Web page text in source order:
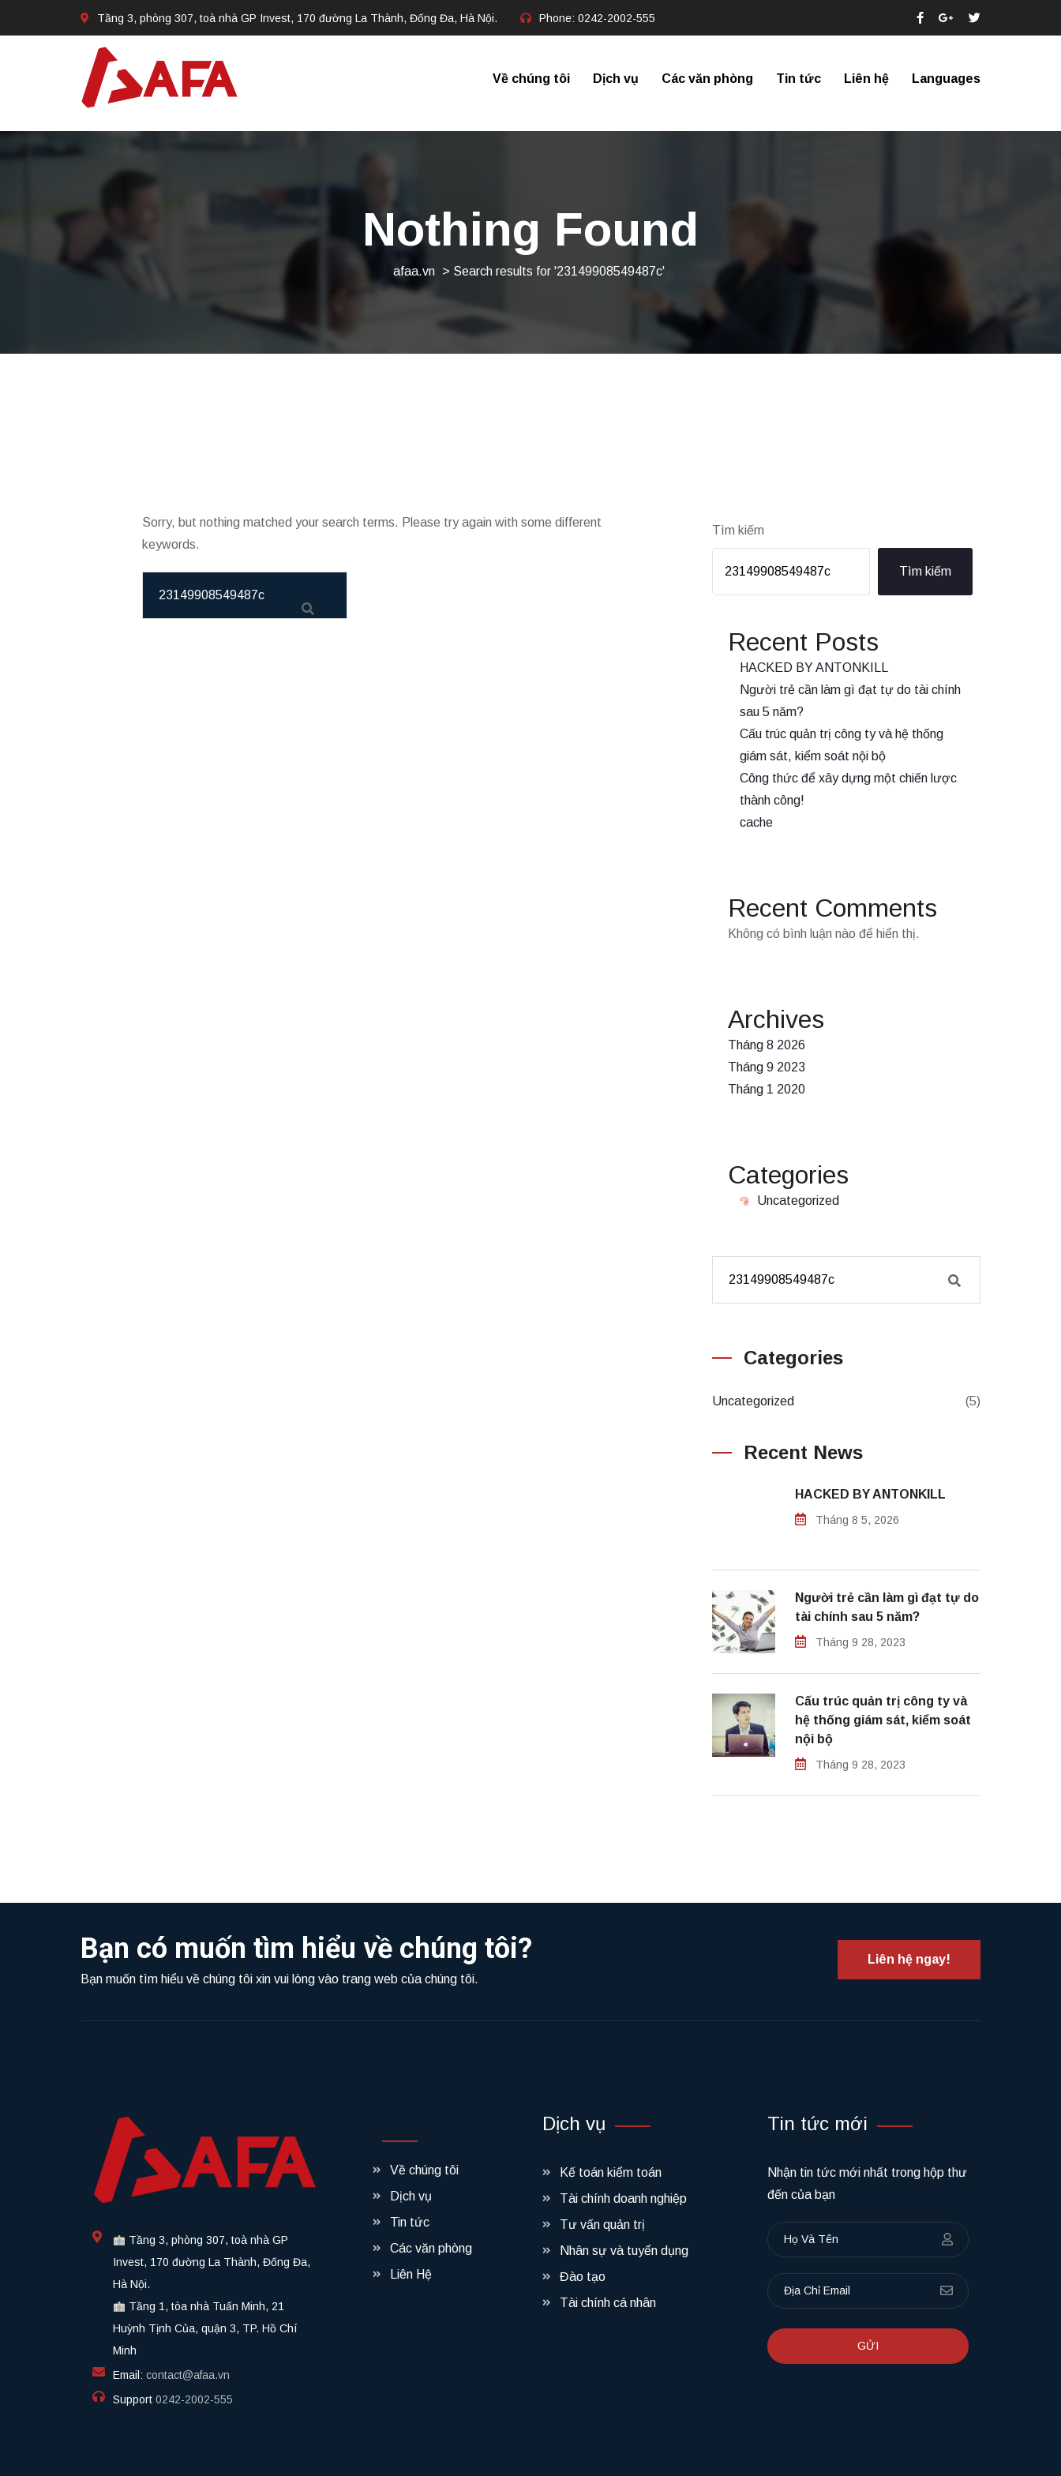
Tầng 3, phòng 307, toà nhà GP Invest, 170 đường La Thành, Đống Đa, Hà Nội. Phone: 0242-2002-555​
Về chúng tôi Dịch vụ Các văn phòng Tin tức Liên hệ Languages
Nothing Found
afaa.vn > Search results for '23149908549487c'
Sorry, but nothing matched your search terms. Please try again with some different
keywords.
Tìm kiếm
Tìm kiếm
Recent Posts
HACKED BY ANTONKILL
Người trẻ cần làm gì đạt tự do tài chính
sau 5 năm?
Cấu trúc quản trị công ty và hệ thống
giám sát, kiểm soát nội bộ
Công thức để xây dựng một chiến lược
thành công!
cache
Recent Comments
Không có bình luận nào để hiển thị.
Archives
Tháng 8 2026
Tháng 9 2023
Tháng 1 2020
Categories
Uncategorized
Categories
Uncategorized (5)
Recent News
HACKED BY ANTONKILL
Tháng 8 5, 2026
Người trẻ cần làm gì đạt tự do
tài chính sau 5 năm?
Tháng 9 28, 2023
Cấu trúc quản trị công ty và
hệ thống giám sát, kiểm soát
nội bộ
Tháng 9 28, 2023
Bạn có muốn tìm hiểu về chúng tôi?
Bạn muốn tìm hiểu về chúng tôi xin vui lòng vào trang web của chúng tôi.
Liên hệ ngay!
Tầng 3, phòng 307, toà nhà GP
Invest, 170 đường La Thành, Đống Đa,
Hà Nội.
Tầng 1, tòa nhà Tuấn Minh, 21
Huỳnh Tịnh Của, quận 3, TP. Hồ Chí
Minh
Email: contact@afaa.vn
Support 0242-2002-555​
Về chúng tôi
Dịch vụ
Tin tức
Các văn phòng
Liên Hệ
Dịch vụ
Kế toán kiểm toán
Tài chính doanh nghiệp
Tư vấn quản trị
Nhân sự và tuyển dụng
Đào tạo
Tài chính cá nhân
Tin tức mới
Nhận tin tức mới nhất trong hộp thư
đến của bạn
GỬI